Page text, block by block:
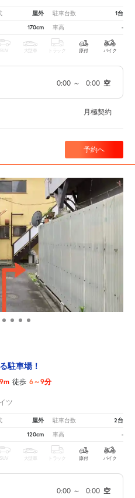
屋外 駐車台数 1台
170cm 車高 -
SUV 大型車 トラック 原付 バイク
0:00 ～ 0:00 空
月極契約
予約へ
駐車場！
徒歩 6～9分
ツ
屋外 駐車台数 2台
120cm 車高 -
SUV 大型車 トラック 原付 バイク
0:00 ～ 0:00 空